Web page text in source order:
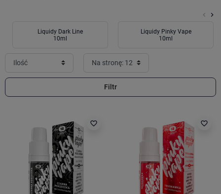
keyboard_arrow_left keyboard_arrow_right
Liquidy Dark Line
10ml
Liquidy Pinky Vape
10ml
Filtr
favorite_border favorite_border